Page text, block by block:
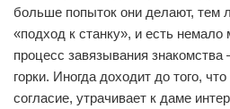
больше попыток они делают, тем
«подход к станку», и есть
процесс завязывания
горки. Иногда доходит до того,
согласие, утрачивает к даме